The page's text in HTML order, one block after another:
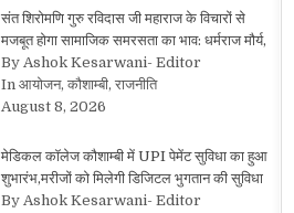
संत शिरोमणि गुरु रविदास जी महाराज के विचारों से
मजबूत होगा सामाजिक समरसता का भाव: धर्मराज मौर्य,
By Ashok Kesarwani- Editor
In आयोजन, कौशाम्बी, राजनीति
August 8, 2026
मेडिकल कॉलेज कौशाम्बी में UPI पेमेंट सुविधा का हुआ
शुभारंभ,मरीजों को मिलेगी डिजिटल भुगतान की सुविधा
By Ashok Kesarwani- Editor